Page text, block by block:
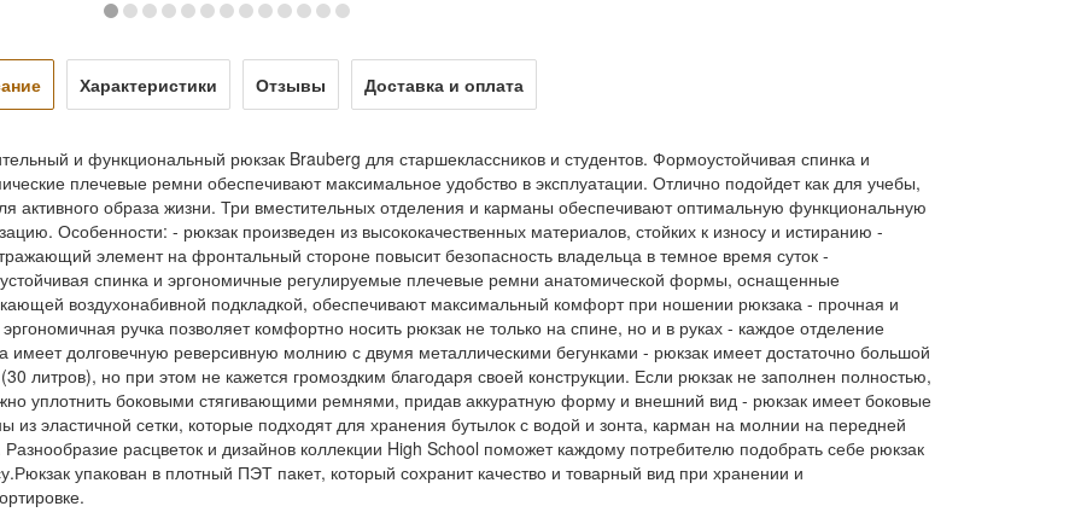
Характеристики Отзывы Доставка и оплата
и функциональный рюкзак Brauberg для старшеклассников и студентов. Формоустойчивая спинка и
плечевые ремни обеспечивают максимальное удобство в эксплуатации. Отлично подойдет как для учебы,
активного образа жизни. Три вместительных отделения и карманы обеспечивают оптимальную функциональную
Особенности: - рюкзак произведен из высококачественных материалов, стойких к износу и истиранию -
элемент на фронтальный стороне повысит безопасность владельца в темное время суток -
спинка и эргономичные регулируемые плечевые ремни анатомической формы, оснащенные
воздухонабивной подкладкой, обеспечивают максимальный комфорт при ношении рюкзака - прочная и
эргономичная ручка позволяет комфортно носить рюкзак не только на спине, но и в руках - каждое отделение
имеет долговечную реверсивную молнию с двумя металлическими бегунками - рюкзак имеет достаточно большой
литров), но при этом не кажется громоздким благодаря своей конструкции. Если рюкзак не заполнен полностью,
уплотнить боковыми стягивающими ремнями, придав аккуратную форму и внешний вид - рюкзак имеет боковые
из эластичной сетки, которые подходят для хранения бутылок с водой и зонта, карман на молнии на передней
Разнообразие расцветок и дизайнов коллекции High School поможет каждому потребителю подобрать себе рюкзак
упакован в плотный ПЭТ пакет, который сохранит качество и товарный вид при хранении и